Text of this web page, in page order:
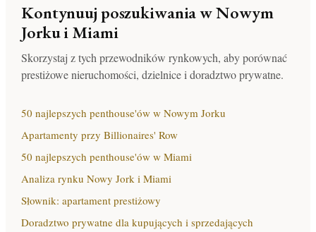
Kontynuuj poszukiwania w Nowym
Jorku i Miami
Skorzystaj z tych przewodników rynkowych, aby porównać
prestiżowe nieruchomości, dzielnice i doradztwo prywatne.
50 najlepszych penthouse'ów w Nowym Jorku
Apartamenty przy Billionaires' Row
50 najlepszych penthouse'ów w Miami
Analiza rynku Nowy Jork i Miami
Słownik: apartament prestiżowy
Doradztwo prywatne dla kupujących i sprzedających